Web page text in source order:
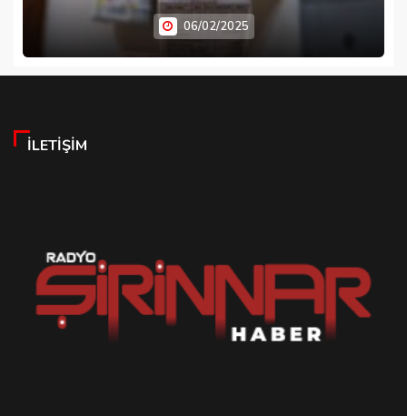
06/02/2025
İLETIŞIM